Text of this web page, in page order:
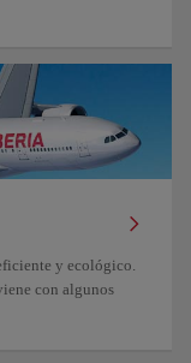
y ecológico.
con algunos